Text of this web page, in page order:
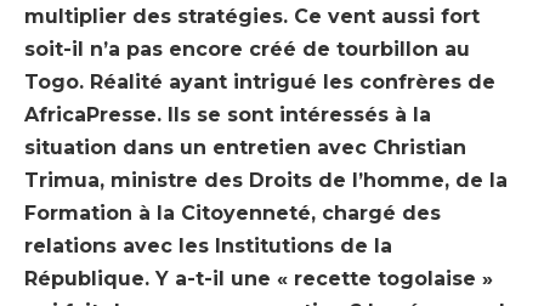
multiplier des stratégies. Ce vent aussi fort
soit-il n’a pas encore créé de tourbillon au
Togo. Réalité ayant intrigué les confrères de
AfricaPresse. Ils se sont intéressés à la
situation dans un entretien avec Christian
Trimua, ministre des Droits de l’homme, de la
Formation à la Citoyenneté, chargé des
relations avec les Institutions de la
République. Y a-t-il une « recette togolaise »